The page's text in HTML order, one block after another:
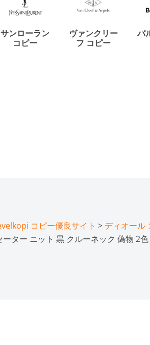
サンローラン
コピー
ヴァンクリー
フ コピー
バ
コピー優良サイト > ディオール
ター ニット 黒 クルーネック 偽物 2色